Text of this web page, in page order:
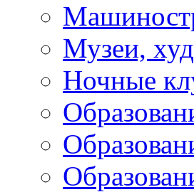
Музеи,
Ночные